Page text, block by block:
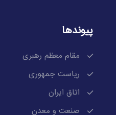
پیوندها
مقام معظم رهبری
ریاست جمهوری
اتاق ایران
صنعت و معدن